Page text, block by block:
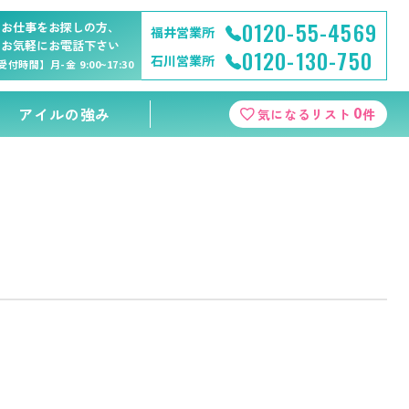
お仕事をお探しの方、
お気軽にお電話下さい
付時間】月-金 9:00~17:30
福井営業所 0120-55-4569
石川営業所 0120-130-750
アイルの強み 気になるリスト 0件